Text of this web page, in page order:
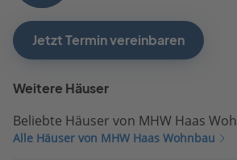
Jetzt Termin vereinbaren
Weitere Häuser
Beliebte Häuser von MHW Haas
Alle Häuser von MHW Haas Wohnbau